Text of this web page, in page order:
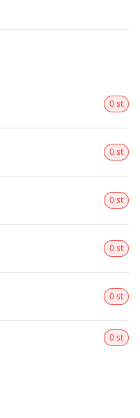
0 st
0 st
0 st
0 st
0 st
0 st